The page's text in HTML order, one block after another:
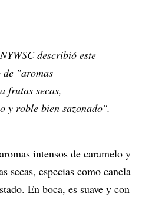
describió este
de "aromas
frutas secas,
y roble bien sazonado".
intensos de caramelo y
secas, especias como canela
En boca, es suave y con